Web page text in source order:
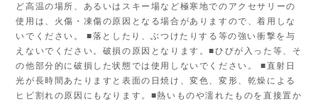
ど高温の場所、あるいはスキー場など極寒地でのアクセサリーの
使用は、火傷・凍傷の原因となる場合がありますので、着用しな
いでください。 ■落としたり、ぶつけたりする等の強い衝撃を与
えないでください。破損の原因となります。■ひびが入った等、そ
の他部分的に破損した状態では使用しないでください。 ■直射日
光が長時間あたりますと表面の日焼け、変色、変形、乾燥による
ヒビ割れの原因にもなります。■熱いものや濡れたものを直接置か